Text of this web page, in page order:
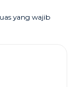
yang wajib